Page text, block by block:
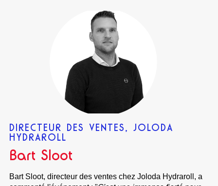
DIRECTEUR DES VENTES, JOLODA
HYDRAROLL
Bart Sloot
Bart Sloot, directeur des ventes chez Joloda Hydraroll, a